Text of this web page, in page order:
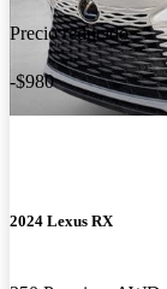
Precio reducido
-$980
2024 Lexus RX